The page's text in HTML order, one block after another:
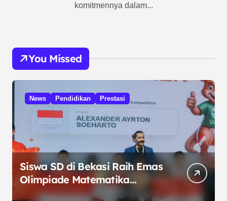
komitmennya dalam...
You Missed
News Pendidikan Prestasi
Siswa SD di Bekasi Raih Emas
Olimpiade Matematika
Internasional di Malaysia